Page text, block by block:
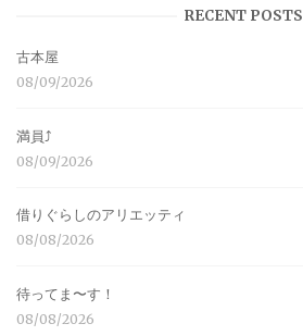
RECENT POSTS
古本屋
08/09/2026
満員⤴︎
08/09/2026
借りぐらしのアリエッティ
08/08/2026
待ってま〜す！
08/08/2026